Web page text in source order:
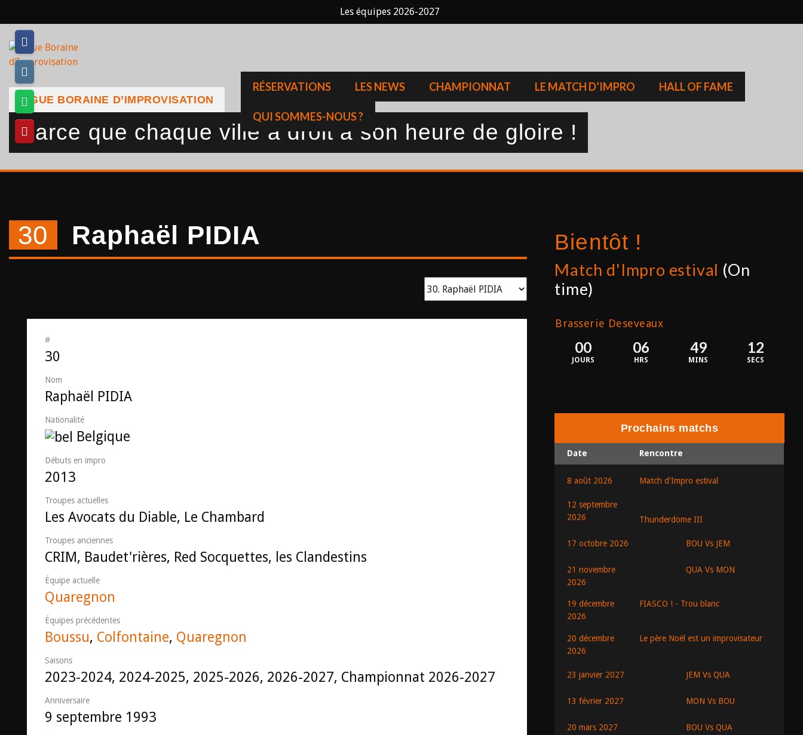
Les équipes 2026-2027
Skip
content
RÉSERVATIONS LES NEWS CHAMPIONNAT LE MATCH D’IMPRO HALL OF FAME
QUI SOMMES-NOUS ?
LIGUE BORAINE D’IMPROVISATION
Parce que chaque ville a droit à son heure de gloire !
30 Raphaël PIDIA
#
30
Nom
Raphaël PIDIA
Nationalité
Belgique
Débuts en impro
2013
Troupes actuelles
Les Avocats du Diable, Le Chambard
Troupes anciennes
CRIM, Baudet'rières, Red Socquettes, les Clandestins
Équipe actuelle
Quaregnon
Équipes précédentes
Boussu, Colfontaine, Quaregnon
Saisons
2023-2024, 2024-2025, 2025-2026, 2026-2027, Championnat 2026-2027
Anniversaire
9 septembre 1993
Bientôt !
Match d'Impro estival (On
time)
Brasserie Deseveaux
00
JOURS
06
HRS
49
MINS
12
SECS
Prochains matchs
Date Rencontre
8 août 2026 Match d'Impro estival
12 septembre
2026
Thunderdome III
17 octobre 2026 BOU Vs JEM
21 novembre
2026
QUA Vs MON
19 décembre
2026
FIASCO ! - Trou blanc
20 décembre
2026
Le père Noël est un improvisateur
23 janvier 2027 JEM Vs QUA
13 février 2027 MON Vs BOU
20 mars 2027 BOU Vs QUA